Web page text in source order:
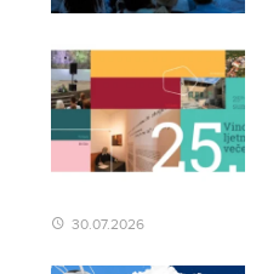
30.07.2026